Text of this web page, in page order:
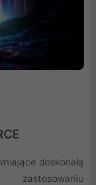
doskonałą
zastosowaniu